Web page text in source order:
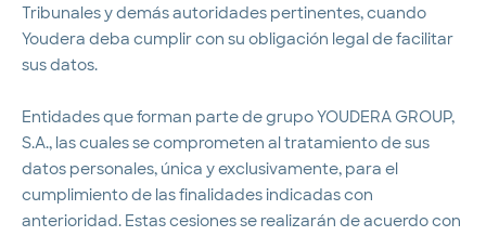
Tribunales y demás autoridades pertinentes, cuando
Youdera deba cumplir con su obligación legal de facilitar
sus datos.
Entidades que forman parte de grupo YOUDERA GROUP,
S.A., las cuales se comprometen al tratamiento de sus
datos personales, única y exclusivamente, para el
cumplimiento de las finalidades indicadas con
anterioridad. Estas cesiones se realizarán de acuerdo con